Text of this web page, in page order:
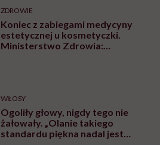
ZDROWIE
Koniec z zabiegami medycyny
estetycznej u kosmetyczki.
Ministerstwo Zdrowia:
WŁOSY
Ogoliły głowy, nigdy tego nie
żałowały. „Olanie takiego
standardu piękna nadal jest